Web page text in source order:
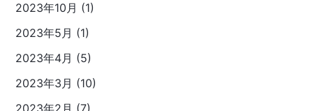
2023年10月 (1)
2023年5月 (1)
2023年4月 (5)
2023年3月 (10)
2023年2月 (7)